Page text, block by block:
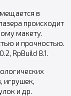
в
происходит
макету.
и прочностью.
RpBuild 8.1.
игрушек,
и др.